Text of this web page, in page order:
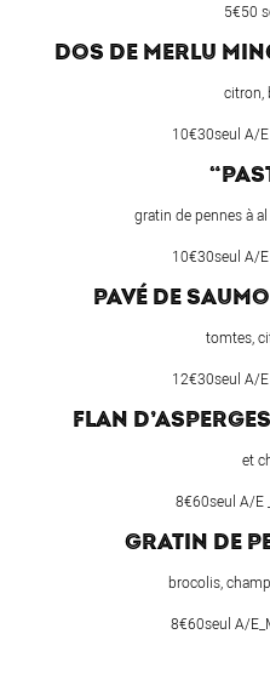
TRAITEUR
CONTACTEZ-NOUS !
5€50
DOS DE MERLU
citron,
10€30seul A/
gratin de pennes à
10€30seul A/
PAVÉ DE
tomtes,
12€30seul A/
FLAN
et
8€60seul A/E
GRATIN DE
brocolis,
8€60seul A/